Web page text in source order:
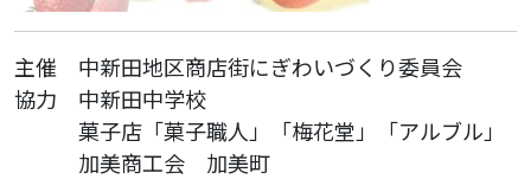
主催 中新田地区商店街にぎわいづくり委員会
協力 中新田中学校
菓子店「菓子職人」「梅花堂」「アルブル」
加美商工会 加美町